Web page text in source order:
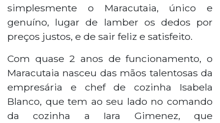
simplesmente o Maracutaia, único e
genuíno, lugar de lamber os dedos por
preços justos, e de sair feliz e satisfeito.
Com quase 2 anos de funcionamento, o
Maracutaia nasceu das mãos talentosas da
empresária e chef de cozinha Isabela
Blanco, que tem ao seu lado no comando
da cozinha a Iara Gimenez, que